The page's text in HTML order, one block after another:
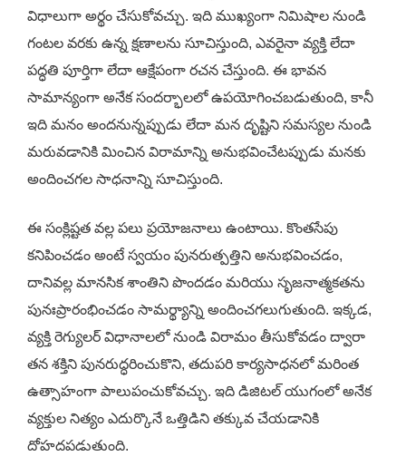
విధాలుగా అర్థం చేసుకోవచ్చు. ఇది ముఖ్యంగా నిమిషాల నుండి
గంటల వరకు ఉన్న క్షణాలను సూచిస్తుంది, ఎవరైనా వ్యక్తి లేదా
పద్ధతి పూర్తిగా లేదా ఆక్షేపంగా రచన చేస్తుంది. ఈ భావన
సామాన్యంగా అనేక సందర్భాలలో ఉపయోగించబడుతుంది, కానీ
ఇది మనం అందనున్నప్పుడు లేదా మన దృష్టిని సమస్యల నుండి
మరువడానికి మించిన విరామాన్ని అనుభవించేటప్పుడు మనకు
అందించగల సాధనాన్ని సూచిస్తుంది.
ఈ సంక్లిష్టత వల్ల పలు ప్రయోజనాలు ఉంటాయి. కొంతసేపు
కనిపించడం అంటే స్వయం పునరుత్పత్తిని అనుభవించడం,
దానివల్ల మానసిక శాంతిని పొందడం మరియు సృజనాత్మకతను
పునఃప్రారంభించడం సామర్థ్యాన్ని అందించగలుగుతుంది. ఇక్కడ,
వ్యక్తి రెగ్యులర్ విధానాలలో నుండి విరామం తీసుకోవడం ద్వారా
తన శక్తిని పునరుద్ధరించుకొని, తదుపరి కార్యసాధనలో మరింత
ఉత్సాహంగా పాలుపంచుకోవచ్చు. ఇది డిజిటల్ యుగంలో అనేక
వ్యక్తుల నిత్యం ఎదుర్కొనే ఒత్తిడిని తక్కువ చేయడానికి
దోహదపడుతుంది.